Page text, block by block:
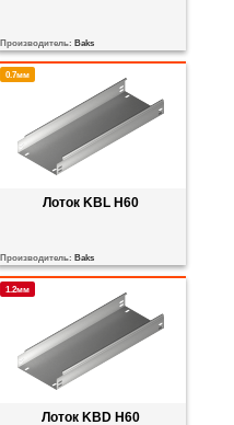
Производитель: Baks
0.7мм
Лоток KBL H60
Производитель: Baks
1.2мм
Лоток KBD H60